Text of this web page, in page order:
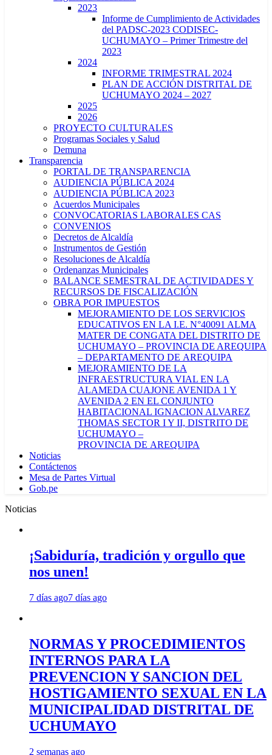
2023
Informe de Cumplimiento de Actividades
del PADSC-2023 CODISEC-
UCHUMAYO – Primer Trimestre del
2023
2024
INFORME TRIMESTRAL 2024
PLAN DE ACCIÓN DISTRITAL DE
UCHUMAYO 2024 – 2027
2025
2026
PROYECTO CULTURALES
Programas Sociales y Salud
Demuna
Transparencia
PORTAL DE TRANSPARENCIA
AUDIENCIA PÚBLICA 2024
AUDIENCIA PÚBLICA 2023
Acuerdos Municipales
CONVOCATORIAS LABORALES CAS
CONVENIOS
Decretos de Alcaldía
Instrumentos de Gestión
Resoluciones de Alcaldía
Ordenanzas Municipales
BALANCE SEMESTRAL DE ACTIVIDADES Y
RECURSOS DE FISCALIZACIÓN
OBRA POR IMPUESTOS
MEJORAMIENTO DE LOS SERVICIOS
EDUCATIVOS EN LA I.E. N°40091 ALMA
MATER DE CONGATA DEL DISTRITO DE
UCHUMAYO – PROVINCIA DE AREQUIPA
– DEPARTAMENTO DE AREQUIPA
MEJORAMIENTO DE LA
INFRAESTRUCTURA VIAL EN LA
ALAMEDA CUAJONE AVENIDA 1 Y
AVENIDA 2 EN EL CONJUNTO
HABITACIONAL IGNACION ALVAREZ
THOMAS SECTOR I Y II, DISTRITO DE
UCHUMAYO –
PROVINCIA DE AREQUIPA
Noticias
Contáctenos
Mesa de Partes Virtual
Gob.pe
Noticias
¡Sabiduría, tradición y orgullo que
nos unen!
7 días ago7 días ago
NORMAS Y PROCEDIMIENTOS
INTERNOS PARA LA
PREVENCION Y SANCION DEL
HOSTIGAMIENTO SEXUAL EN LA
MUNICIPALIDAD DISTRITAL DE
UCHUMAYO
2 semanas ago